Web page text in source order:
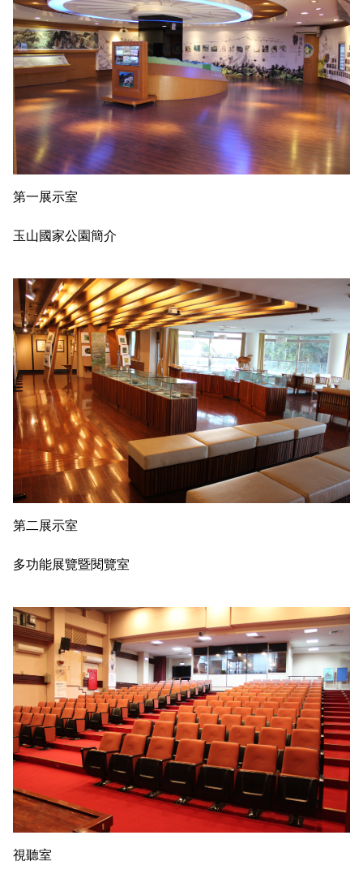
第一展示室
玉山國家公園簡介
第二展示室
多功能展覽暨閱覽室
視聽室